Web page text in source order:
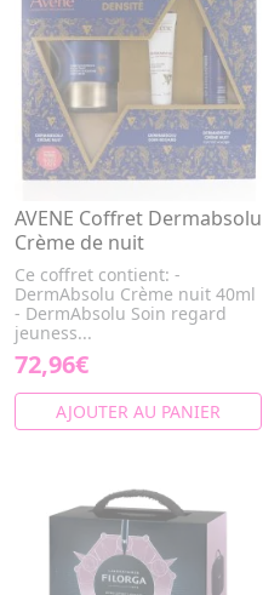
AVENE Coffret Dermabsolu
Crème de nuit
Ce coffret contient: -
DermAbsolu Crème nuit 40ml
- DermAbsolu Soin regard
jeuness...
72,96€
AJOUTER AU PANIER